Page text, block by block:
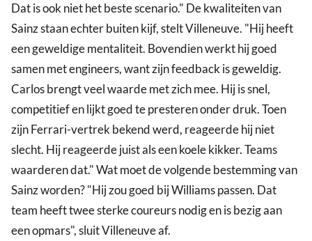
Dat is ook niet het beste scenario." De kwaliteiten van
Sainz staan echter buiten kijf, stelt Villeneuve. "Hij heeft
een geweldige mentaliteit. Bovendien werkt hij goed
samen met engineers, want zijn feedback is geweldig.
Carlos brengt veel waarde met zich mee. Hij is snel,
competitief en lijkt goed te presteren onder druk. Toen
zijn Ferrari-vertrek bekend werd, reageerde hij niet
slecht. Hij reageerde juist als een koele kikker. Teams
waarderen dat." Wat moet de volgende bestemming van
Sainz worden? "Hij zou goed bij Williams passen. Dat
team heeft twee sterke coureurs nodig en is bezig aan
een opmars", sluit Villeneuve af.